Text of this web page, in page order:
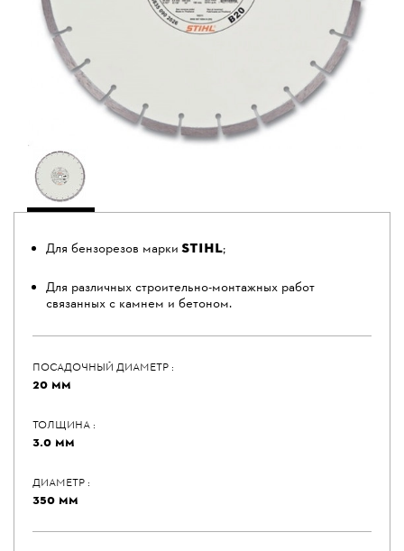
Для бензорезов марки STIHL;
Для различных строительно-монтажных работ
связанных с камнем и бетоном.
ПОСАДОЧНЫЙ ДИАМЕТР :
20 ММ
ТОЛЩИНА :
3.0 ММ
ДИАМЕТР :
350 ММ